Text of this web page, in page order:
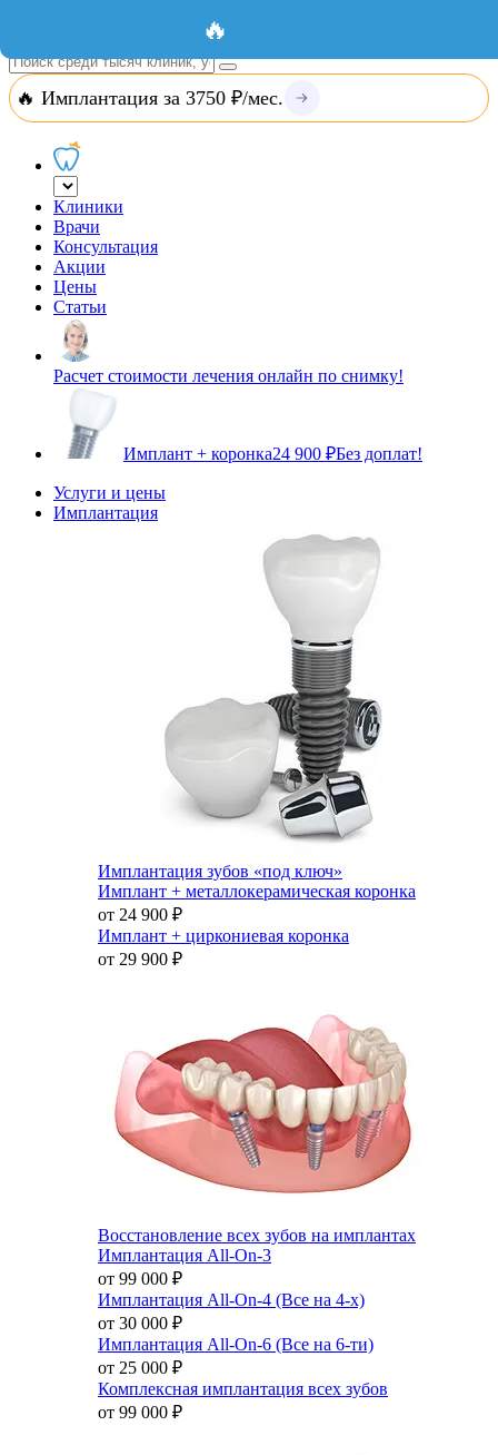
Вход
🔥 Имплантация за 3750 ₽/мес.
Клиники
Врачи
Консультация
Акции
Цены
Статьи
Расчет стоимости лечения онлайн по снимку!
Имплант + коронка24 900 ₽Без доплат!
Услуги и цены
Имплантация
Имплантация зубов «под ключ»
Имплант + металлокерамическая коронка
от 24 900 ₽
Имплант + циркониевая коронка
от 29 900 ₽
Восстановление всех зубов на имплантах
Имплантация All-On-3
от 99 000 ₽
Имплантация All-On-4 (Все на 4-х)
от 30 000 ₽
Имплантация All-On-6 (Все на 6-ти)
от 25 000 ₽
Комплексная имплантация всех зубов
от 99 000 ₽
🔥